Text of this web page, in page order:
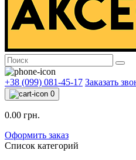
+38 (099) 081-45-17 Заказать
0
0.00 грн.
Оформить заказ
Список категорий